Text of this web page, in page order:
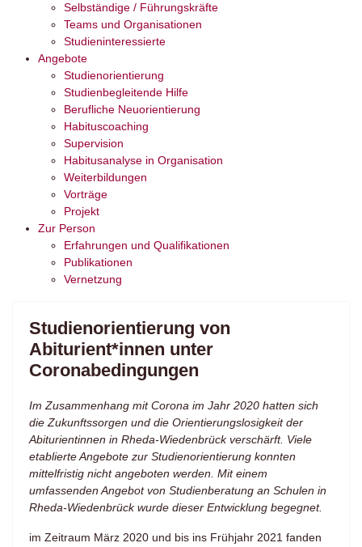
Selbständige / Führungskräfte
Teams und Organisationen
Studieninteressierte
Angebote
Studienorientierung
Studienbegleitende Hilfe
Berufliche Neuorientierung
Habituscoaching
Supervision
Habitusanalyse in Organisation
Weiterbildungen
Vorträge
Projekt
Zur Person
Erfahrungen und Qualifikationen
Publikationen
Vernetzung
Studienorientierung von
Abiturient*innen unter
Coronabedingungen
Im Zusammenhang mit Corona im Jahr 2020 hatten sich
die Zukunftssorgen und die Orientierungslosigkeit der
Abiturientinnen in Rheda-Wiedenbrück verschärft. Viele
etablierte Angebote zur Studienorientierung konnten
mittelfristig nicht angeboten werden. Mit einem
umfassenden Angebot von Studienberatung an Schulen in
Rheda-Wiedenbrück wurde dieser Entwicklung begegnet.
im Zeitraum März 2020 und bis ins Frühjahr 2021 fanden